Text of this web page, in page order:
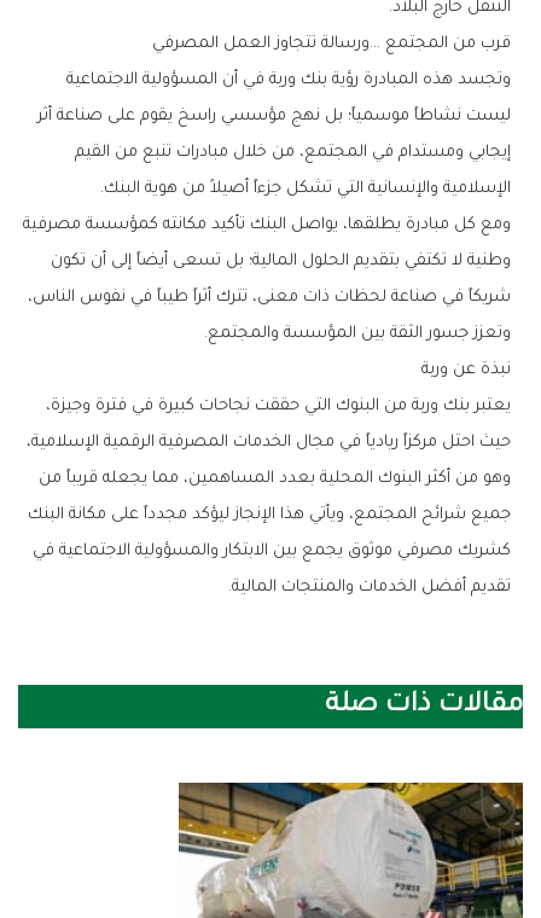
‬التنقل‭ ‬خارج‭ ‬البلاد‭.‬
قرب‭ ‬من‭ ‬المجتمع‮…‬‭ ‬ورسالة‭ ‬تتجاوز‭ ‬العمل‭ ‬المصرفي
‬الإسلامية‭ ‬والإنسانية‭ ‬التي‭ ‬تشكل‭ ‬جزءاً‭ ‬أصيلاً‭ ‬من‭ ‬هوية‭ ‬البنك‭.‬
‬وتعزز‭ ‬جسور‭ ‬الثقة‭ ‬بين‭ ‬المؤسسة‭ ‬والمجتمع‭.‬
نبذة‭ ‬عن‭ ‬وربة
‬تقديم‭ ‬أفضل‭ ‬الخدمات‭ ‬والمنتجات‭ ‬المالية‭.‬
مقالات ذات صلة